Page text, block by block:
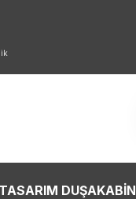
TASARIM DUŞAKABİN